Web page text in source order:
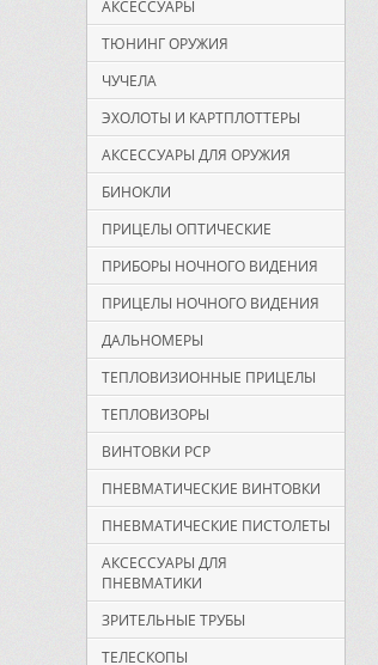
АКСЕССУАРЫ
ТЮНИНГ ОРУЖИЯ
ЧУЧЕЛА
ЭХОЛОТЫ И КАРТПЛОТТЕРЫ
АКСЕССУАРЫ ДЛЯ ОРУЖИЯ
БИНОКЛИ
ПРИЦЕЛЫ ОПТИЧЕСКИЕ
ПРИБОРЫ НОЧНОГО ВИДЕНИЯ
ПРИЦЕЛЫ НОЧНОГО ВИДЕНИЯ
ДАЛЬНОМЕРЫ
ТЕПЛОВИЗИОННЫЕ ПРИЦЕЛЫ
ТЕПЛОВИЗОРЫ
ВИНТОВКИ PCP
ПНЕВМАТИЧЕСКИЕ ВИНТОВКИ
ПНЕВМАТИЧЕСКИЕ ПИСТОЛЕТЫ
АКСЕССУАРЫ ДЛЯ
ПНЕВМАТИКИ
ЗРИТЕЛЬНЫЕ ТРУБЫ
ТЕЛЕСКОПЫ